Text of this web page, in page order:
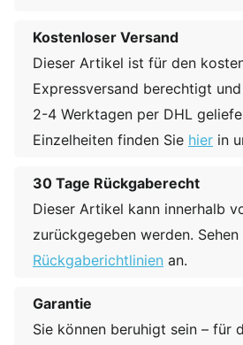
Kostenloser Versand
Dieser Artikel ist für den
Expressversand berechtigt
2-4 Werktagen per DHL
Einzelheiten finden Sie hier in
30 Tage Rückgaberecht
Dieser Artikel kann innerhalb
zurückgegeben werden.
Rückgaberichtlinien an.
Garantie
Sie können beruhigt sein – für